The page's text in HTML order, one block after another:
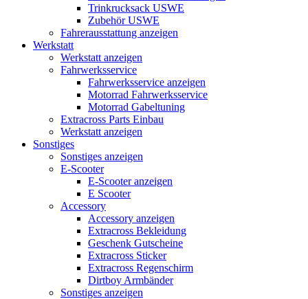
Trinkrucksack USWE
Zubehör USWE
Fahrerausstattung anzeigen
Werkstatt
Werkstatt anzeigen
Fahrwerksservice
Fahrwerksservice anzeigen
Motorrad Fahrwerksservice
Motorrad Gabeltuning
Extracross Parts Einbau
Werkstatt anzeigen
Sonstiges
Sonstiges anzeigen
E-Scooter
E-Scooter anzeigen
E Scooter
Accessory
Accessory anzeigen
Extracross Bekleidung
Geschenk Gutscheine
Extracross Sticker
Extracross Regenschirm
Dirtboy Armbänder
Sonstiges anzeigen